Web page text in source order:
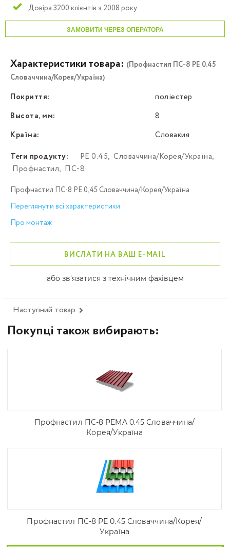
Довіра 3200 клієнтів з 2008 року
ЗАМОВИТИ ЧЕРЕЗ ОПЕРАТОРА
Характеристики товара: (Профнастил ПС-8 PE 0.45
Словаччина/Корея/Україна)
Покриття:
поліестер
Высота, мм:
8
Країна:
Словакия
Теги продукту:
PE 0.45, Словаччина/Корея/Україна,
Профнастил, ПС-8
Профнастил ПС-8 PE 0,45 Словаччина/Корея/Україна
Переглянути всі характеристики
Про монтаж
ВИСЛАТИ НА ВАШ E-MAIL
або зв'язатися з технічним фахівцем
Наступний товар
Покупці також вибирають:
Профнастил ПС-8 PEMA 0.45 Словаччина/
Корея/Україна
Профнастил ПС-8 PE 0.45 Словаччина/Корея/
Україна